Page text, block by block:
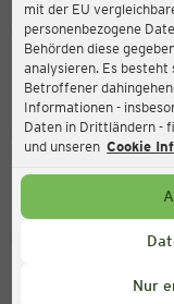
mit der EU
personenbezogene
Behörden diese
analysieren. Es besteht
Betroffener
Informationen -
Daten in Drittländern -
und unseren Cookie
Nur
Hauptstr.
Aktuell:
Geöffnet
Service
Montag bis